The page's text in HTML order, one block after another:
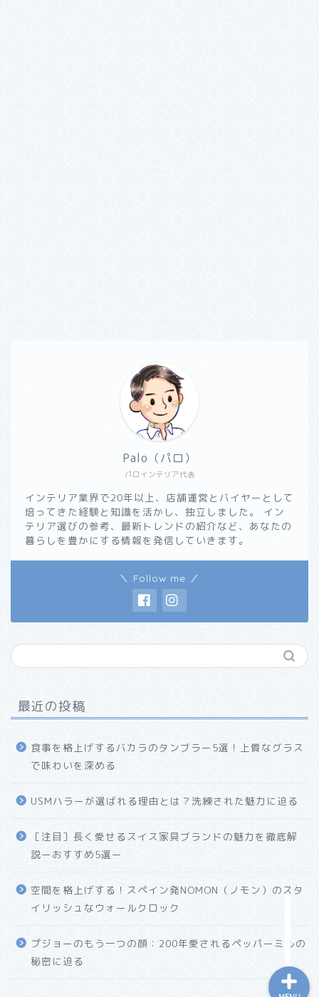
パロインテリア代表
Palo（パロ）
インテリア業界で20年以上、店舗運営とバイヤーとして
培ってきた経験と知識を活かし、独立しました。 イン
テリア選びの参考、最新トレンドの紹介など、あなたの
暮らしを豊かにする情報を発信していきます。
＼ Follow me ／
最近の投稿
食事を格上げするバカラのタンブラー5選！上質なグラス
で味わいを深める
USMハラーが選ばれる理由とは？洗練された魅力に迫る
［注目］長く愛せるスイス家具ブランドの魅力を徹底解
説ーおすすめ5選ー
空間を格上げする！スペイン発NOMON（ノモン）のスタ
イリッシュなウォールクロック
プジョーのもう一つの顔：200年愛されるペッパーミルの
秘密に迫る